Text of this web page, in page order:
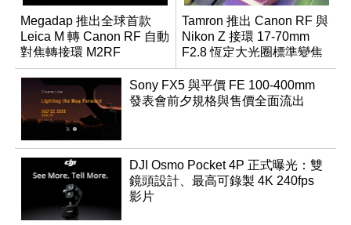
Megadap 推出全球首款
Leica M 轉 Canon RF 自動
對焦轉接環 M2RF
Tamron 推出 Canon RF 與
Nikon Z 接環 17-70mm
F2.8 恆定大光圈標準變焦
鏡
Sony FX5 與平價 FE 100-400mm
發表會前夕規格與售價全面流出
DJI Osmo Pocket 4P 正式曝光：雙
鏡頭設計、最高可錄製 4K 240fps
影片